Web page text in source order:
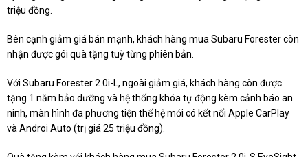
triệu đồng.
Bên cạnh giảm giá bán mạnh, khách hàng mua Subaru Forester còn
nhận được gói quà tặng tuỳ từng phiên bản.
Với Subaru Forester 2.0i-L, ngoài giảm giá, khách hàng còn được
tặng 1 năm bảo dưỡng và hệ thống khóa tự động kèm cảnh báo an
ninh, màn hình đa phương tiện thế hệ mới có kết nối Apple CarPlay
và Androi Auto (trị giá 25 triệu đồng).